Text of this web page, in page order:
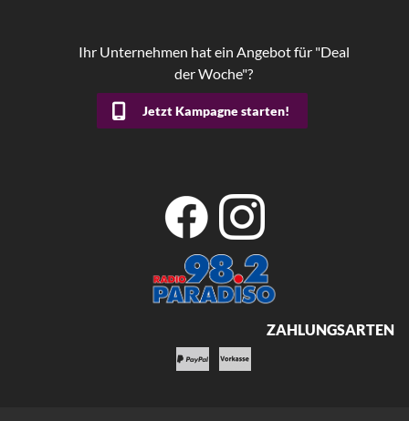
Ihr Unternehmen hat ein Angebot für "Deal
der Woche"?
Jetzt Kampagne starten!
ZAHLUNGSARTEN